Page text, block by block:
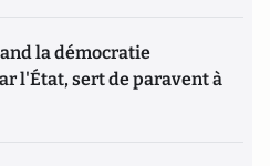
la démocratie
l'État, sert de paravent à